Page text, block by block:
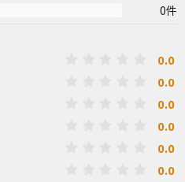
0件
0.0
0.0
0.0
0.0
0.0
0.0